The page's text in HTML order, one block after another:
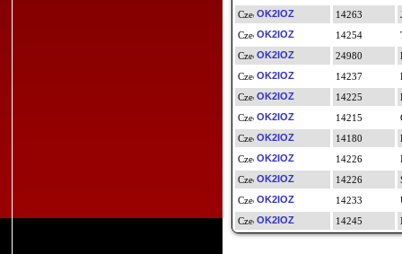
OK2IOZ
14263
OK2IOZ
14254
OK2IOZ
24980
OK2IOZ
14237
OK2IOZ
14225
OK2IOZ
14215
OK2IOZ
14180
OK2IOZ
14226
OK2IOZ
14226
OK2IOZ
14233
OK2IOZ
14245